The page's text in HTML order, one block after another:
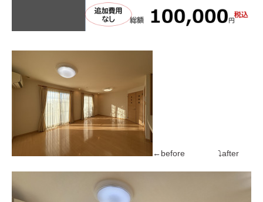
←before ⤵after